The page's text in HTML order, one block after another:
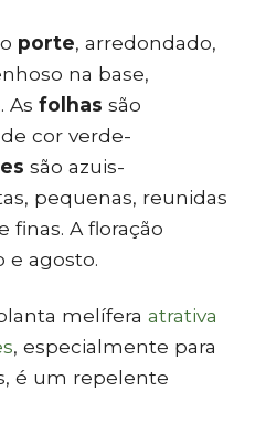
porte, arredondado,
na base,
Asfolhas são
cor verde-
são azuis-
pequenas, reunidas
finas. A floração
e agosto.
melíferaatrativa
, especialmente para
é um repelente